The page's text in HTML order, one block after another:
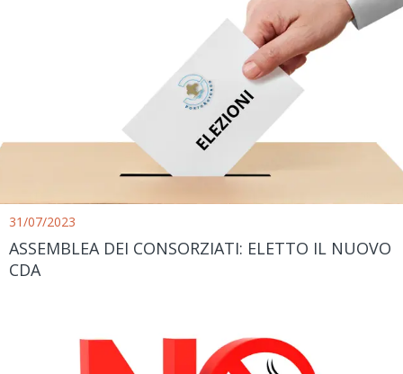
31/07/2023
ASSEMBLEA DEI CONSORZIATI: ELETTO IL NUOVO
CDA